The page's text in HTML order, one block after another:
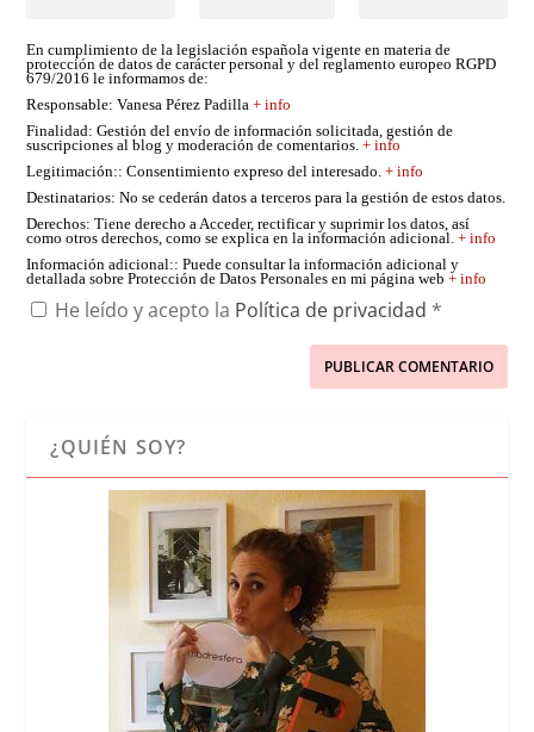
En cumplimiento de la legislación española vigente en materia de
protección de datos de carácter personal y del reglamento europeo RGPD
679/2016 le informamos de:
Responsable: Vanesa Pérez Padilla+ info
Finalidad: Gestión del envío de información solicitada, gestión de
suscripciones al blog y moderación de comentarios.+ info
Legitimación:: Consentimiento expreso del interesado.+ info
Destinatarios: No se cederán datos a terceros para la gestión de estos datos.
Derechos: Tiene derecho a Acceder, rectificar y suprimir los datos, así
como otros derechos, como se explica en la información adicional.+ info
Información adicional:: Puede consultar la información adicional y
detallada sobre Protección de Datos Personales en mi página web+ info
He leído y acepto la Política de privacidad *
¿QUIÉN SOY?